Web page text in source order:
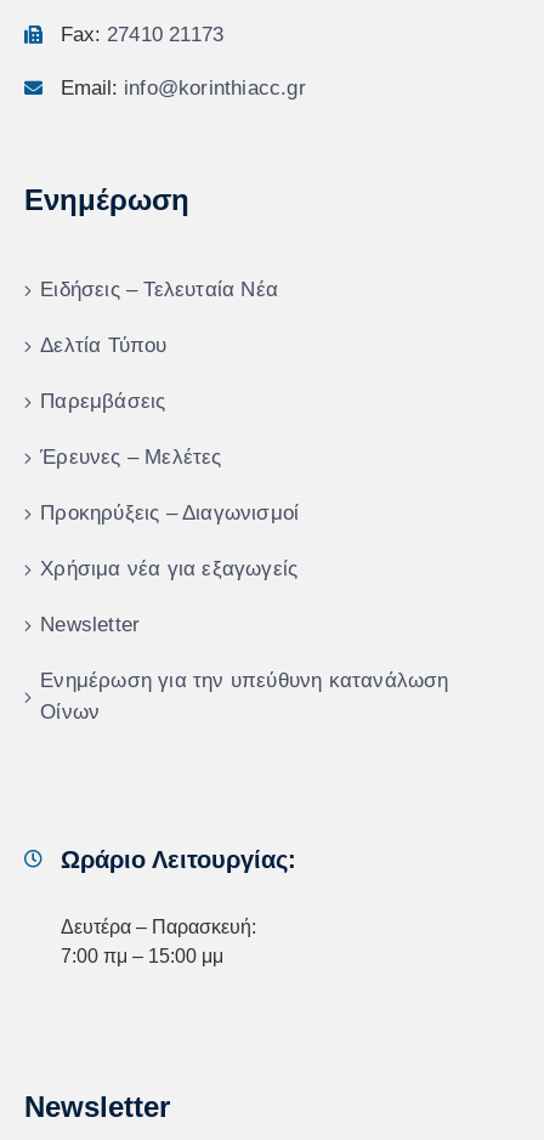
Fax: 27410 21173
Email: info@korinthiacc.gr
Ενημέρωση
Ειδήσεις – Τελευταία Νέα
Δελτία Τύπου
Παρεμβάσεις
Έρευνες – Μελέτες
Προκηρύξεις – Διαγωνισμοί
Χρήσιμα νέα για εξαγωγείς
Newsletter
Ενημέρωση για την υπεύθυνη κατανάλωση
Οίνων
Ωράριο Λειτουργίας:
Δευτέρα – Παρασκευή:
7:00 πμ – 15:00 μμ
Newsletter